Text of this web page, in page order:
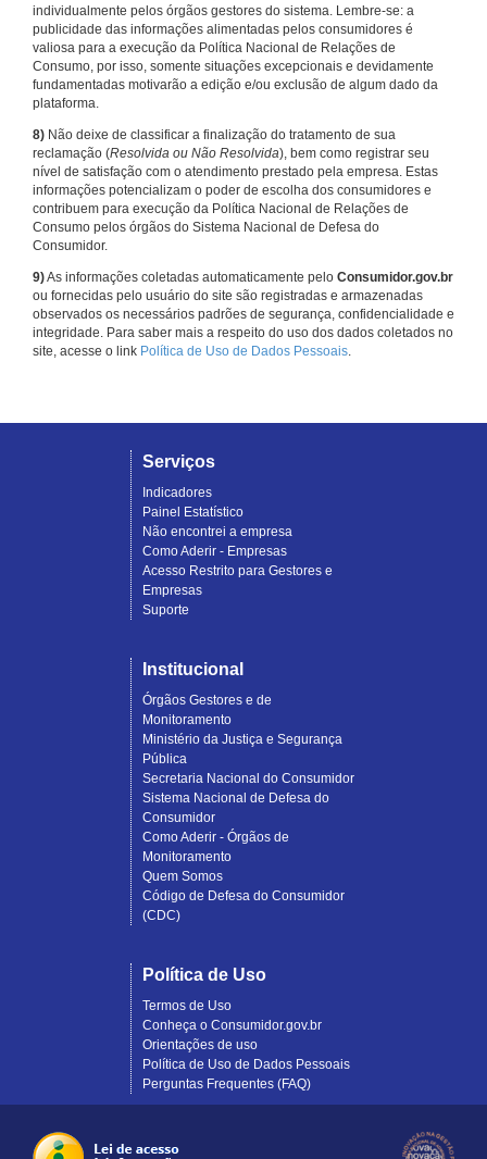
individualmente pelos órgãos gestores do sistema. Lembre-se: a
publicidade das informações alimentadas pelos consumidores é
valiosa para a execução da Política Nacional de Relações de
Consumo, por isso, somente situações excepcionais e devidamente
fundamentadas motivarão a edição e/ou exclusão de algum dado da
plataforma.
8) Não deixe de classificar a finalização do tratamento de sua
reclamação (Resolvida ou Não Resolvida), bem como registrar seu
nível de satisfação com o atendimento prestado pela empresa. Estas
informações potencializam o poder de escolha dos consumidores e
contribuem para execução da Política Nacional de Relações de
Consumo pelos órgãos do Sistema Nacional de Defesa do
Consumidor.
9)As informações coletadas automaticamente pelo Consumidor.gov.br
ou fornecidas pelo usuário do site são registradas e armazenadas
observados os necessários padrões de segurança, confidencialidade e
integridade. Para saber mais a respeito do uso dos dados coletados no
site, acesse o link Política de Uso de Dados Pessoais.
Serviços
Indicadores
Painel Estatístico
Não encontrei a empresa
Como Aderir - Empresas
Acesso Restrito para Gestores e
Empresas
Suporte
Institucional
Órgãos Gestores e de
Monitoramento
Ministério da Justiça e Segurança
Pública
Secretaria Nacional do Consumidor
Sistema Nacional de Defesa do
Consumidor
Como Aderir - Órgãos de
Monitoramento
Quem Somos
Código de Defesa do Consumidor
(CDC)
Política de Uso
Termos de Uso
Conheça o Consumidor.gov.br
Orientações de uso
Política de Uso de Dados Pessoais
Perguntas Frequentes (FAQ)